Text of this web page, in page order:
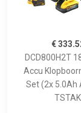
€
DCD800H2T
Accu
Set (2x 5.0Ah
TSTAK